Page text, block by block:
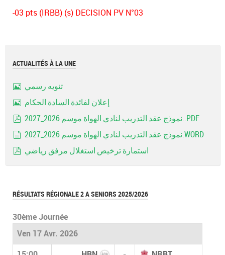
-03 pts (IRBB) (s) DECISION PV N°03
ACTUALITÉS À LA UNE
تنويه رسمي
إعلان لفائدة السادة الحكام
نموذج عقد التدريب لنادي الهواة موسم 2026_2027..PDF
نموذج عقد التدريب لنادي الهواة موسم 2026_2027.WORD
استمارة ترخيص استغلال مرفق رياضي
RÉSULTATS RÉGIONALE 2 A SENIORS 2025/2026
30ème Journée
Ven 17 Avr. 2026